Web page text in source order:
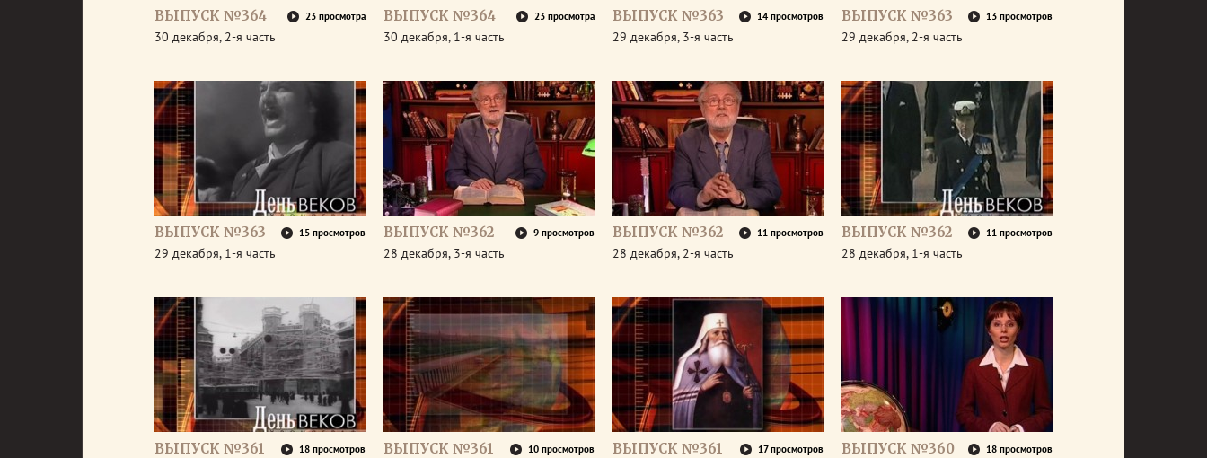
ВЫПУСК №364 23 просмотра
30 декабря, 2-я часть
ВЫПУСК №364 23 просмотра
30 декабря, 1-я часть
ВЫПУСК №363 14 просмотров
29 декабря, 3-я часть
ВЫПУСК №363 13 просмотров
29 декабря, 2-я часть
ВЫПУСК №363 15 просмотров
29 декабря, 1-я часть
ВЫПУСК №362 9 просмотров
28 декабря, 3-я часть
ВЫПУСК №362 11 просмотров
28 декабря, 2-я часть
ВЫПУСК №362 11 просмотров
28 декабря, 1-я часть
ВЫПУСК №361 18 просмотров ВЫПУСК №361 10 просмотров ВЫПУСК №361 17 просмотров ВЫПУСК №360 18 просмотров